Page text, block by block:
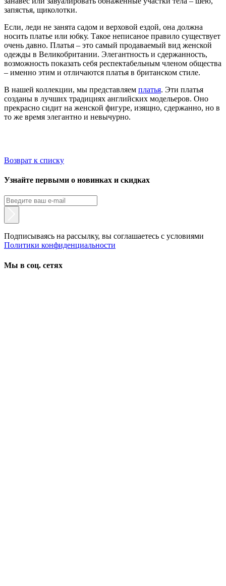
запястья, щиколотки.
Если, леди не занята садом и верховой ездой, она должна
носить платье или юбку. Такое неписаное правило существует
очень давно. Платья – это самый продаваемый вид женской
одежды в Великобритании. Элегантность и сдержанность,
возможность показать себя респектабельным членом общества
– именно этим и отличаются платья в британском стиле.
В нашей коллекции, мы представляем платья. Эти платья
созданы в лучших традициях английских модельеров. Оно
прекрасно сидит на женской фигуре, изящно, сдержанно, но в
то же время элегантно и невычурно.
Возврат к списку
Узнайте первыми о новинках и скидках
Подписываясь на рассылку, вы соглашаетесь с условиями
Политики конфиденциальности
Мы в соц. сетях